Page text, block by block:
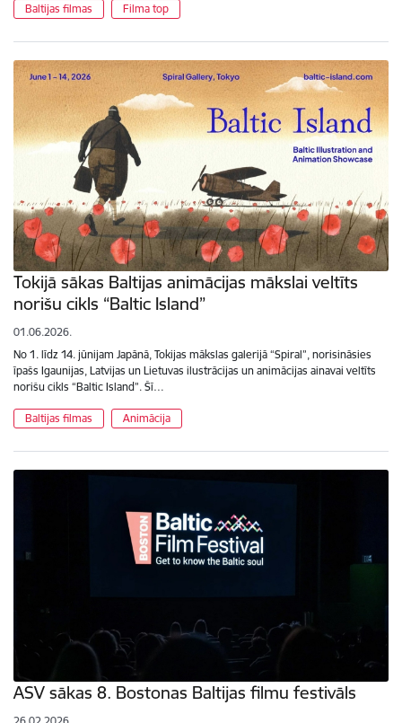
Baltijas filmas Filma top
Tokijā sākas Baltijas animācijas mākslai veltīts
norišu cikls “Baltic Island”
01.06.2026.
No 1. līdz 14. jūnijam Japānā, Tokijas mākslas galerijā “Spiral”, norisināsies
īpašs Igaunijas, Latvijas un Lietuvas ilustrācijas un animācijas ainavai veltīts
norišu cikls “Baltic Island”. Šī…
Baltijas filmas Animācija
ASV sākas 8. Bostonas Baltijas filmu festivāls